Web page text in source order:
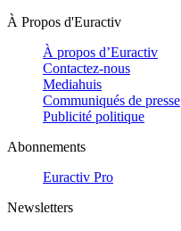
À Propos d'Euractiv
À propos d’Euractiv
Contactez-nous
Mediahuis
Communiqués de presse
Publicité politique
Abonnements
Euractiv Pro
Newsletters